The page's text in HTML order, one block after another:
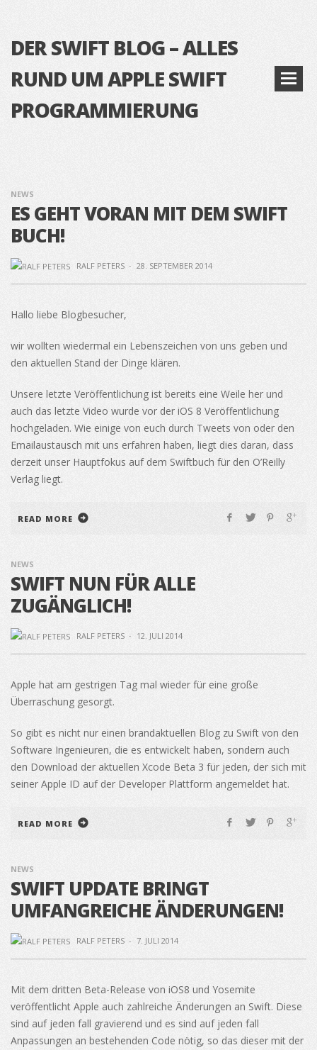
DER SWIFT BLOG – ALLES
RUND UM APPLE SWIFT
PROGRAMMIERUNG
NEWS
ES GEHT VORAN MIT DEM SWIFT
BUCH!
RALF PETERS · 28. SEPTEMBER 2014
Hallo liebe Blogbesucher,
wir wollten wiedermal ein Lebenszeichen von uns geben und
den aktuellen Stand der Dinge klären.
Unsere letzte Veröffentlichung ist bereits eine Weile her und
auch das letzte Video wurde vor der iOS 8 Veröffentlichung
hochgeladen. Wie einige von euch durch Tweets von oder den
Emailaustausch mit uns erfahren haben, liegt dies daran, dass
derzeit unser Hauptfokus auf dem Swiftbuch für den O’Reilly
Verlag liegt.
READ MORE
NEWS
SWIFT NUN FÜR ALLE
ZUGÄNGLICH!
RALF PETERS · 12. JULI 2014
Apple hat am gestrigen Tag mal wieder für eine große
Überraschung gesorgt.
So gibt es nicht nur einen brandaktuellen Blog zu Swift von den
Software Ingenieuren, die es entwickelt haben, sondern auch
den Download der aktuellen Xcode Beta 3 für jeden, der sich mit
seiner Apple ID auf der Developer Plattform angemeldet hat.
READ MORE
NEWS
SWIFT UPDATE BRINGT
UMFANGREICHE ÄNDERUNGEN!
RALF PETERS · 7. JULI 2014
Mit dem dritten Beta-Release von iOS8 und Yosemite
veröffentlicht Apple auch zahlreiche Änderungen an Swift. Diese
sind auf jeden fall gravierend und es sind auf jeden fall
Anpassungen an bestehenden Code nötig, so das dieser mit der